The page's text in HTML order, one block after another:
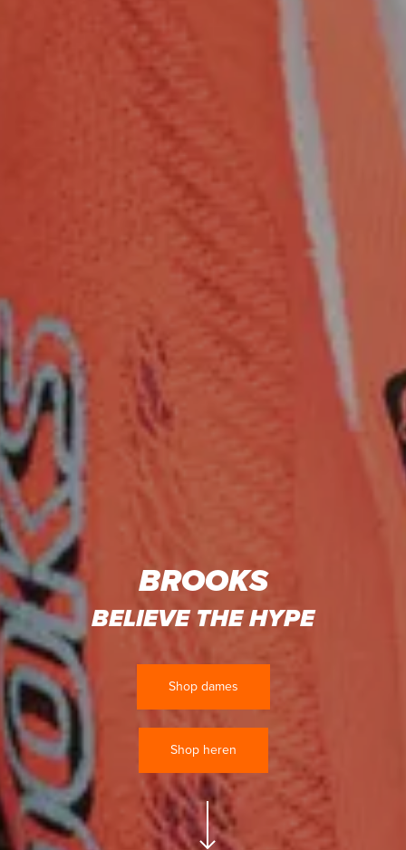
BROOKS
BELIEVE THE HYPE
Shop dames
Shop heren